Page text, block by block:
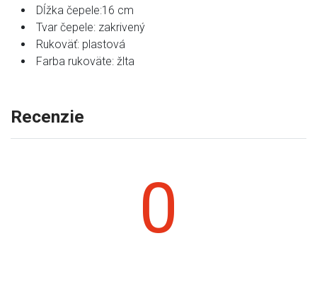
Dĺžka čepele:16 cm
Tvar čepele: zakrivený
Rukoväť: plastová
Farba rukoväte: žlta
Recenzie
0